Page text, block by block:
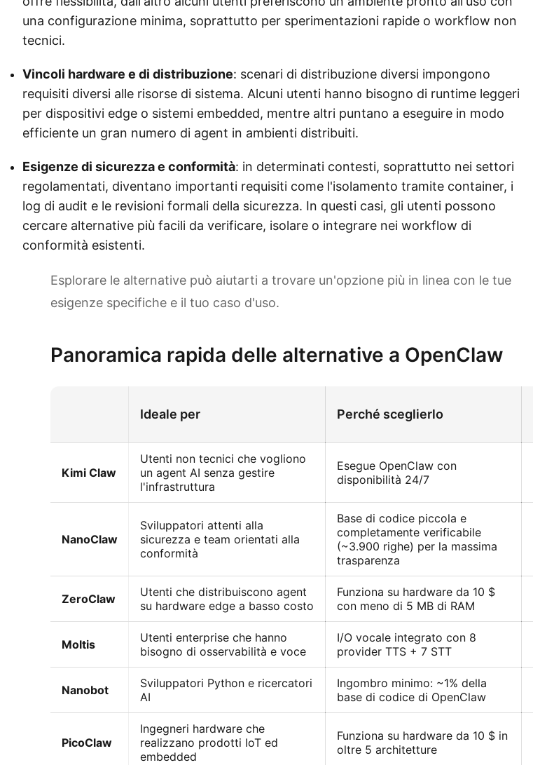
una configurazione minima, soprattutto per sperimentazioni rapide o workflow non
tecnici.
Vincoli hardware e di distribuzione: scenari di distribuzione diversi impongono
requisiti diversi alle risorse di sistema. Alcuni utenti hanno bisogno di runtime leggeri
per dispositivi edge o sistemi embedded, mentre altri puntano a eseguire in modo
efficiente un gran numero di agent in ambienti distribuiti.
Esigenze di sicurezza e conformità: in determinati contesti, soprattutto nei settori
regolamentati, diventano importanti requisiti come l'isolamento tramite container, i
log di audit e le revisioni formali della sicurezza. In questi casi, gli utenti possono
cercare alternative più facili da verificare, isolare o integrare nei workflow di
conformità esistenti.
Esplorare le alternative può aiutarti a trovare un'opzione più in linea con le tue
esigenze specifiche e il tuo caso d'uso.
Panoramica rapida delle alternative a OpenClaw
Ideale per Perché sceglierlo
Kimi Claw
Utenti non tecnici che vogliono
un agent AI senza gestire
l'infrastruttura
Esegue OpenClaw con
disponibilità 24/7
NanoClaw
Sviluppatori attenti alla
sicurezza e team orientati alla
conformità
Base di codice piccola e
completamente verificabile
(~3.900 righe) per la massima
trasparenza
ZeroClaw
Utenti che distribuiscono agent
su hardware edge a basso costo
Funziona su hardware da 10 $
con meno di 5 MB di RAM
Moltis
Utenti enterprise che hanno
bisogno di osservabilità e voce
I/O vocale integrato con 8
provider TTS + 7 STT
Nanobot
Sviluppatori Python e ricercatori
AI
Ingombro minimo: ~1% della
base di codice di OpenClaw
PicoClaw
Ingegneri hardware che
realizzano prodotti IoT ed
embedded
Funziona su hardware da 10 $ in
oltre 5 architetture